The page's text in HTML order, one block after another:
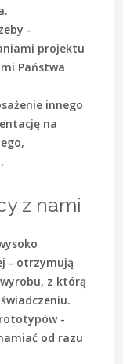
-
projektu
Państwa
innego
na
z nami
- otrzymują
z którą
-
od razu